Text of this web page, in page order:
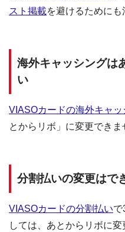
スト掲載を避けるためにも
海外キャッシングは
い
VIASOカードの海外キャッ
とからリボ」に変更できま
分割払いの変更はで
VIASOカードの分割払いで
しては、あとからリボに変